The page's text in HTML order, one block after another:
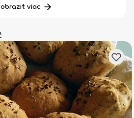
viac